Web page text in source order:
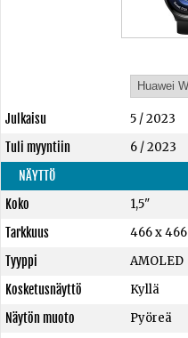
Julkaisu 5 / 2023
Tuli myyntiin
6 / 2023
NÄYTTÖ
Koko
1,5"
Tarkkuus
466 x 466
Tyyppi
AMOLED
Kosketusnäyttö
Kyllä
Näytön muoto
Pyöreä